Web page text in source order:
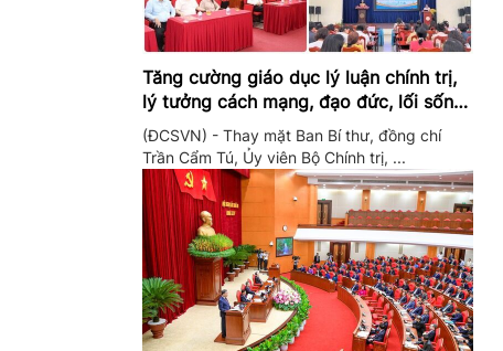
Tăng cường giáo dục lý luận chính trị,
lý tưởng cách mạng, đạo đức, lối sống,
ý thức công dân trong hệ thống giáo
dục quốc dân
(ĐCSVN) - Thay mặt Ban Bí thư, đồng chí
Trần Cẩm Tú, Ủy viên Bộ Chính trị, ...